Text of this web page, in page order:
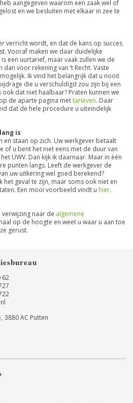
aangegeven waarom een zaak wel of
en we besluiten met elkaar in zee te
verricht wordt, en dat de kans op succes
Vooraf maken we daar duidelijke
een uurtarief, maar vaak zullen we de
voor rekening van ‘t Recht. Vaste
Ik vind het belangrijk dat u nooit
die u verschuldigd zou zijn bij een
dat niet haalbaar? Praten kunnen we
de aparte pagina mettarieven. Daar
dat de hele procedure u uiteindelijk
is
en staan op zich. Uw werkgever betaalt
of u bent het niet eens met de duur van
UWV. Dan kijk ik daarnaar. Maar in één
punten langs. Leeft de werkgever de
uw uitkering wel goed berekend?
het geval te zijn, maar soms ook niet en
Een mooi voorbeeld vindt u hier.
naar de algemene
op de hoogte en weet u waar u aan toe
gerust.
62
3880 AC Putten